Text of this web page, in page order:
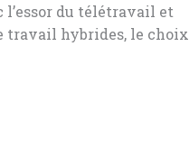
l’essor du télétravail et
travail hybrides, le choix